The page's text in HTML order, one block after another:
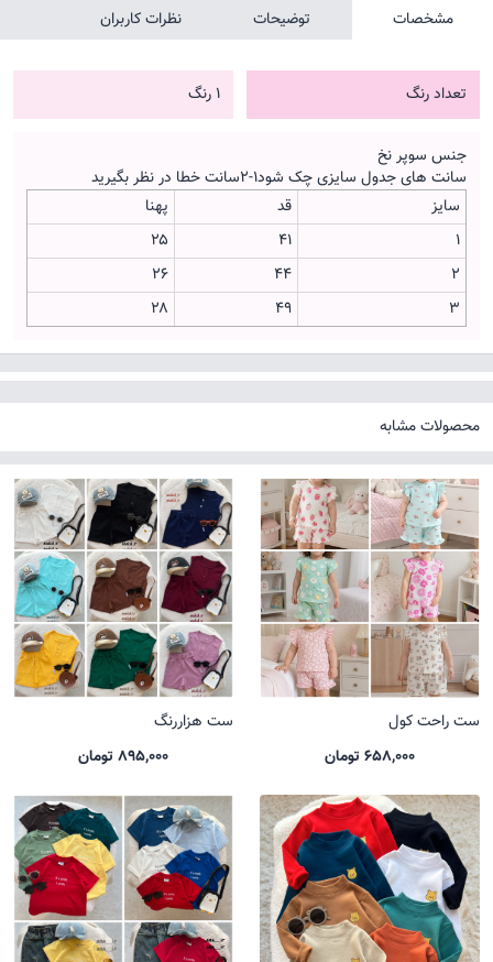
مشخصات توضیحات نظرات کاربران
تعداد رنگ 1 رنگ
جنس سوپر نخ
سانت های جدول سایزی چک شود۱-۲سانت خطا در نظر بگیرید
سایز
قد
پهنا
۱
۴۱
۲۵
۲
۴۴
۲۶
۳
۴۹ ۲۸
محصولات مشابه
ست راحت کول
658,000 تومان
ست هزاررنگ
895,000 تومان